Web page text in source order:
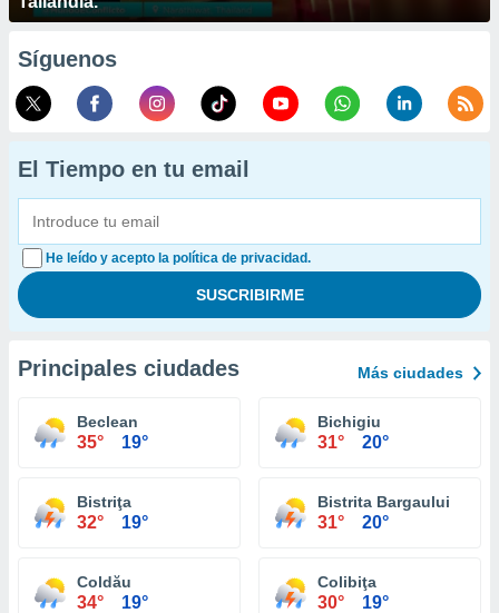
Síguenos
El Tiempo en tu email
He leído y acepto la política de privacidad.
Principales ciudades Más ciudades
Beclean
35° 19°
Bichigiu
31° 20°
Bistriţa
32° 19°
Bistrita Bargaului
31° 20°
Coldău
34° 19°
Colibiţa
30° 19°